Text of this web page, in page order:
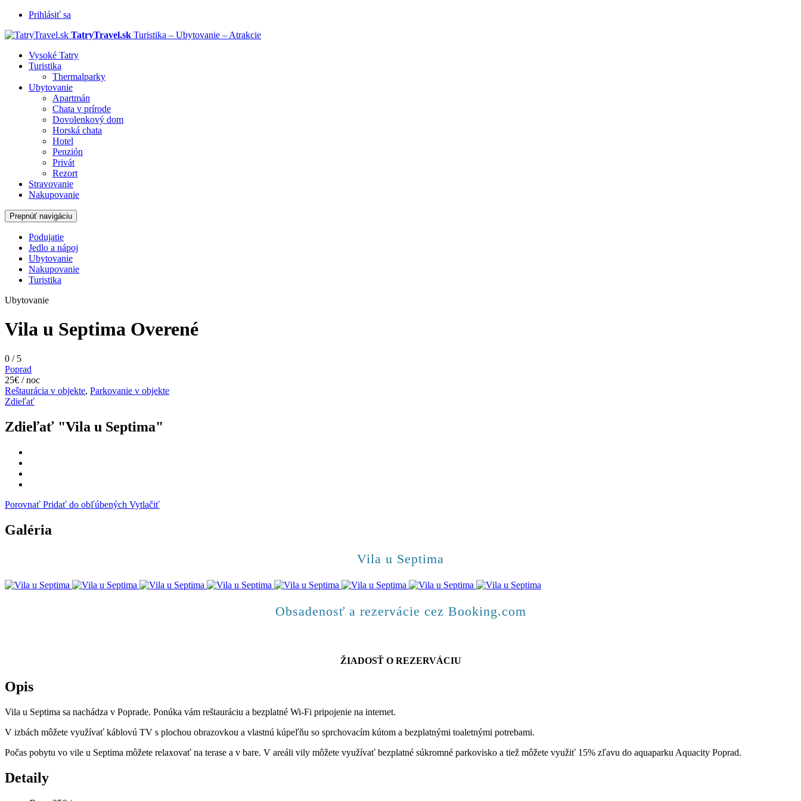
Prihlásiť sa
TatryTravel.sk Turistika – Ubytovanie – Atrakcie
Vysoké Tatry
Turistika
Thermalparky
Ubytovanie
Apartmán
Chata v prírode
Dovolenkový dom
Horská chata
Hotel
Penzión
Privát
Rezort
Stravovanie
Nakupovanie
Prepnúť navigáciu
Podujatie
Jedlo a nápoj
Ubytovanie
Nakupovanie
Turistika
Ubytovanie
Vila u Septima Overené
0 /5
Poprad
25€ / noc
Reštaurácia v objekte, Parkovanie v objekte
Zdieľať
Zdieľať "Vila u Septima"
Porovnať Pridať do obľúbených Vytlačiť
Galéria
Vila u Septima
Obsadenosť a rezervácie cez Booking.com
ŽIADOSŤ O REZERVÁCIU
Opis
Vila u Septima sa nachádza v Poprade. Ponúka vám reštauráciu a bezplatné Wi-Fi pripojenie na internet.
V izbách môžete využívať káblovú TV s plochou obrazovkou a vlastnú kúpeľňu so sprchovacím kútom a bezplatnými toaletnými potrebami.
Počas pobytu vo vile u Septima môžete relaxovať na terase a v bare. V areáli vily môžete využívať bezplatné súkromné parkovisko a tiež môžete využiť 15% zľavu do aquaparku Aquacity Poprad.
Detaily